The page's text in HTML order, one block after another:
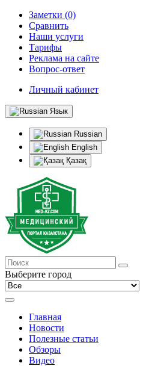
Заметки (0)
Сравнить
Наши услуги
Тарифы
Реклама на сайте
Вопрос-ответ
Личный кабинет
Язык
Russian
English
Қазақ
Выберите город
Главная
Новости
Полезные статьи
Обзоры
Видео